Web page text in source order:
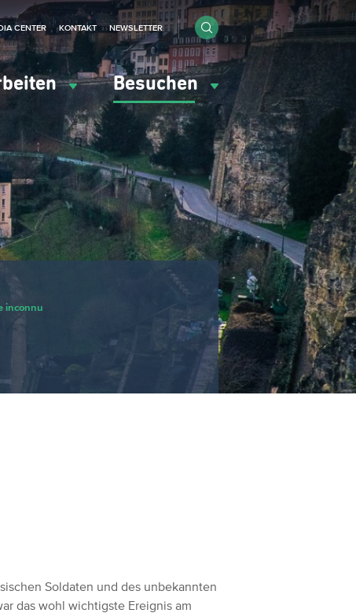
Besuchen
CENTER KONTAKT NEWSLETTER
inconnu
Soldaten und des unbekannten
das wohl wichtigste Ereignis am